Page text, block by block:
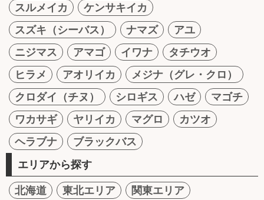
スルメイカ
ケンサキイカ
スズキ（シーバス）
ナマズ
アユ
ニジマス
アマゴ イワナ
タチウオ
ヒラメ
アオリイカ
メジナ（グレ・クロ）
クロダイ（チヌ）
シロギス ハゼ
マゴチ
ワカサギ
ヤリイカ マグロ
カツオ
ヘラブナ
ブラックバス
エリアから探す
北海道 東北エリア
関東エリア